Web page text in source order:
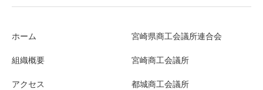
ホーム
組織概要
アクセス
宮崎県商工会議所連合会
宮崎商工会議所
都城商工会議所